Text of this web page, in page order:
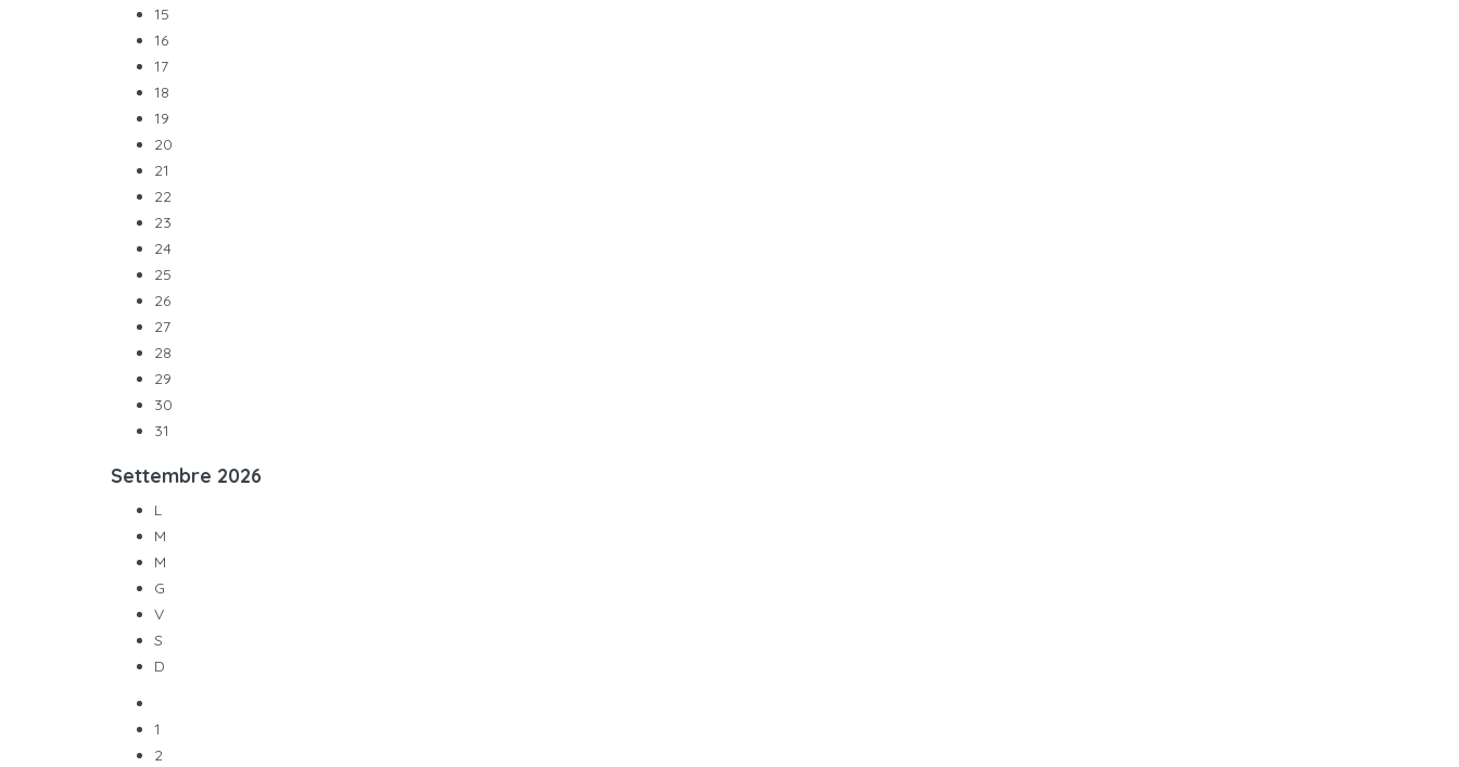
15
16
17
18
19
20
21
22
23
24
25
26
27
28
29
30
31
Settembre 2026
L
M
M
G
V
S
D
1
2